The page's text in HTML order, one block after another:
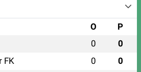
O P
0 0
FK 0 0